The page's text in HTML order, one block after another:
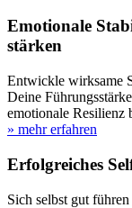
Emotionale
stärken
Entwickle wirksame
Deine
emotionale Resilienz
» mehr erfahren
Erfolgreiches
Sich selbst gut